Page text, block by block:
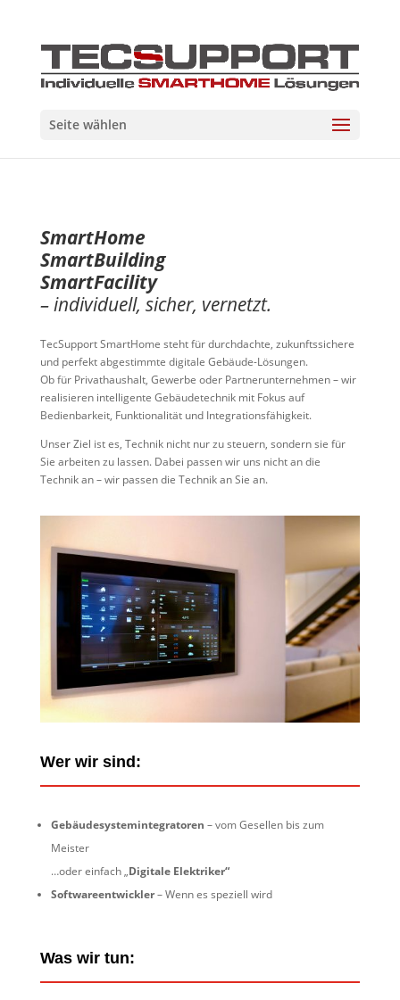
Seite wählen
SmartHome
SmartBuilding
SmartFacility
– individuell, sicher, vernetzt.
TecSupport SmartHome steht für durchdachte, zukunftssichere
und perfekt abgestimmte digitale Gebäude-Lösungen.
Ob für Privathaushalt, Gewerbe oder Partnerunternehmen – wir
realisieren intelligente Gebäudetechnik mit Fokus auf
Bedienbarkeit, Funktionalität und Integrationsfähigkeit.
Unser Ziel ist es, Technik nicht nur zu steuern, sondern sie für
Sie arbeiten zu lassen. Dabei passen wir uns nicht an die
Technik an – wir passen die Technik an Sie an.
Wer wir sind:
Gebäudesystemintegratoren – vom Gesellen bis zum
Meister
…oder einfach „Digitale Elektriker“
Softwareentwickler– Wenn es speziell wird
Was wir tun: